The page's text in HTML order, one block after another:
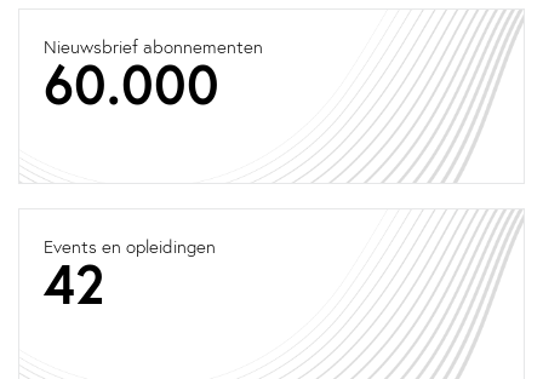
Nieuwsbrief abonnementen
60.000
Events en opleidingen
42